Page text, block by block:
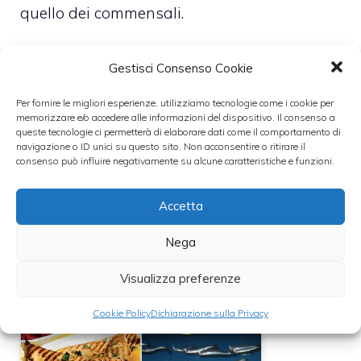
Gestisci Consenso Cookie
Per fornire le migliori esperienze, utilizziamo tecnologie come i cookie per
memorizzare e/o accedere alle informazioni del dispositivo. Il consenso a
queste tecnologie ci permetterà di elaborare dati come il comportamento di
navigazione o ID unici su questo sito. Non acconsentire o ritirare il
consenso può influire negativamente su alcune caratteristiche e funzioni.
Accetta
Nega
Visualizza preferenze
Cookie PolicyDichiarazione sulla Privacy
quello dei commensali.
Per esempiosi può ridurre la quantità
potrebbe non apprezzarne il gusto forte ed
intenso.
Leggi anche:
Filetti di peperoni
acciughe
peperoni con
verde